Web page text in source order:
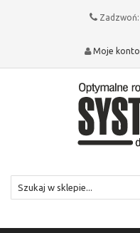
Zadzwoń:
Moje konto